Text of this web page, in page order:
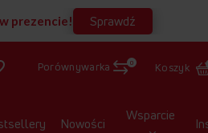
prezencie! Sprawdź
Porównywarka 0 Koszyk
Nowości Wsparcie